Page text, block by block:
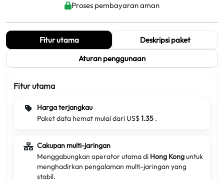
Proses pembayaran aman
Fitur utama
Deskripsi paket
Aturan penggunaan
Fitur utama
Harga terjangkau
Paket data hemat mulai dari US$1.35 .
Cakupan multi-jaringan
Menggabungkan operator utama di Hong Konguntuk
menghadirkan pengalaman multi-jaringan yang
stabil.